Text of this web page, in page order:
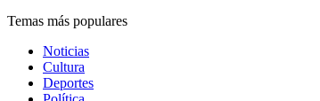
Temas más populares
Noticias
Cultura
Deportes